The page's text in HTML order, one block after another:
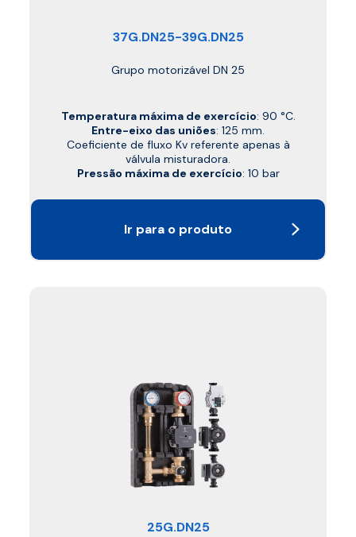
37G.DN25-39G.DN25
Grupo motorizável DN 25
Temperatura máxima de exercício: 90 °C.
Entre-eixo das uniões: 125 mm.
Coeficiente de fluxo Kv referente apenas à
válvula misturadora.
Pressão máxima de exercício: 10 bar
Ir para o produto
25G.DN25